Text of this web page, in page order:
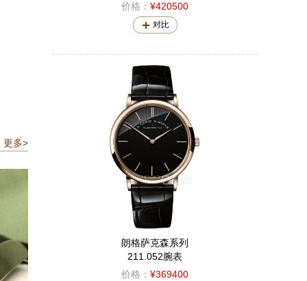
更多>
价格： ¥420500
对比
朗格萨克森系列
211.052腕表
价格： ¥369400